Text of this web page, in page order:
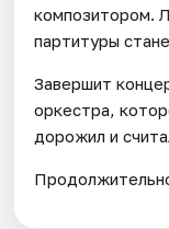
композитором.
партитуры
Завершит
оркестра,
дорожил и